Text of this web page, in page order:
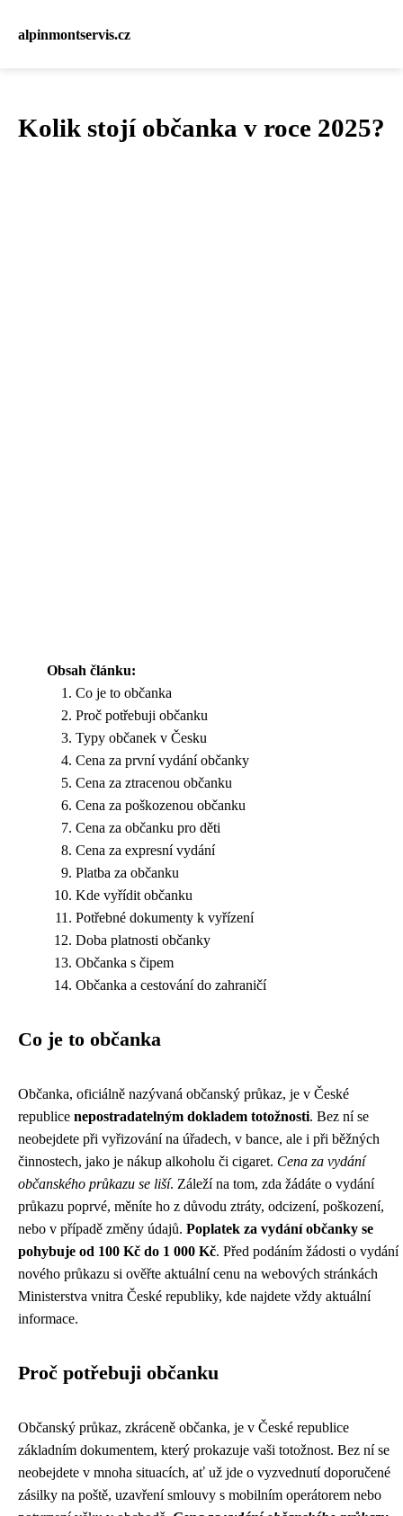
alpinmontservis.cz
Kolik stojí občanka v roce 2025?
Obsah článku:
Co je to občanka
Proč potřebuji občanku
Typy občanek v Česku
Cena za první vydání občanky
Cena za ztracenou občanku
Cena za poškozenou občanku
Cena za občanku pro děti
Cena za expresní vydání
Platba za občanku
Kde vyřídit občanku
Potřebné dokumenty k vyřízení
Doba platnosti občanky
Občanka s čipem
Občanka a cestování do zahraničí
Co je to občanka
Občanka, oficiálně nazývaná občanský průkaz, je v České
republice nepostradatelným dokladem totožnosti. Bez ní se
neobejdete při vyřizování na úřadech, v bance, ale i při běžných
činnostech, jako je nákup alkoholu či cigaret. Cena za vydání
občanského průkazu se liší. Záleží na tom, zda žádáte o vydání
průkazu poprvé, měníte ho z důvodu ztráty, odcizení, poškození,
nebo v případě změny údajů. Poplatek za vydání občanky se
pohybuje od 100 Kč do 1 000 Kč. Před podáním žádosti o vydání
nového průkazu si ověřte aktuální cenu na webových stránkách
Ministerstva vnitra České republiky, kde najdete vždy aktuální
informace.
Proč potřebuji občanku
Občanský průkaz, zkráceně občanka, je v České republice
základním dokumentem, který prokazuje vaši totožnost. Bez ní se
neobejdete v mnoha situacích, ať už jde o vyzvednutí doporučené
zásilky na poště, uzavření smlouvy s mobilním operátorem nebo